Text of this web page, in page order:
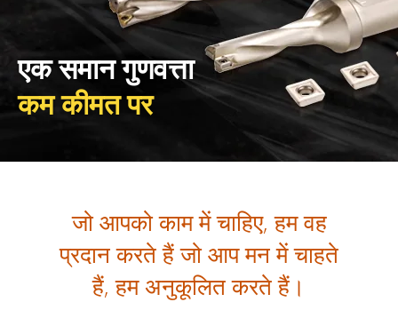
एक समान गुणवत्ता
कम कीमत पर
जो आपको काम में चाहिए, हम वह
प्रदान करते हैं जो आप मन में चाहते
हैं, हम अनुकूलित करते हैं।